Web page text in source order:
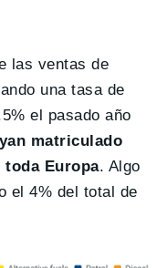
las ventas de
una tasa de
el pasado año
matriculado
toda Europa. Algo
el 4% del total de